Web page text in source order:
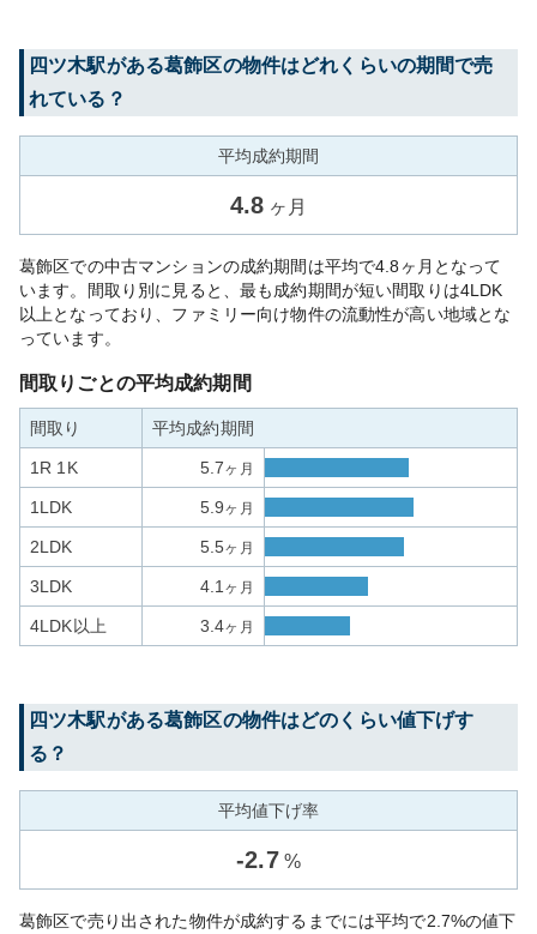
四ツ木駅がある葛飾区の物件はどれくらいの期間で売
れている？
平均成約期間
4.8 ヶ月
葛飾区での中古マンションの成約期間は平均で4.8ヶ月となって
います。間取り別に見ると、最も成約期間が短い間取りは4LDK
以上となっており、ファミリー向け物件の流動性が高い地域とな
っています。
間取りごとの平均成約期間
間取り 平均成約期間
1R 1K 5.7ヶ月
1LDK 5.9ヶ月
2LDK 5.5ヶ月
3LDK 4.1 ヶ月
4LDK以上 3.4ヶ月
四ツ木駅がある葛飾区の物件はどのくらい値下げす
る？
平均値下げ率
-2.7 %
葛飾区で売り出された物件が成約するまでには平均で2.7%の値下